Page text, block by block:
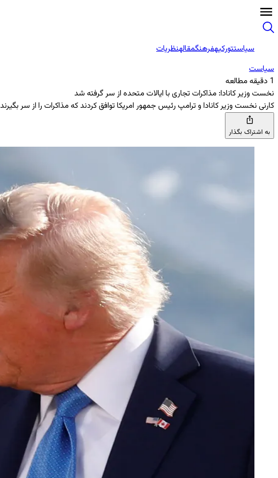
سیاستتورکیهفرهنگمقالهنظریات
سیاست
1 دقیقه مطالعه
نخست وزیر کانادا: مذاکرات تجاری با ایالات متحده از سر گرفته شد
کارنی نخست وزیر کانادا و ترامپ رئیس جمهور امریکا توافق کردند که مذاکرات را از سر بگیرند
به اشتراک بگذار